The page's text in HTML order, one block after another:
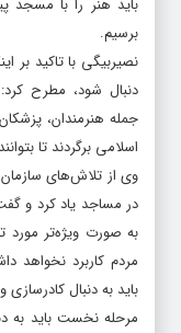
برسیم.
نصیربیگی با تاکید بر
دنبال شود، مطرح
جمله هنرمندان،
اسلامی برگردند تا
وی از تلاش‌های
در مساجد یاد کرد و
به صورت ویژه‌تر مورد
مردم کاربرد نخواهد
باید به دنبال کادرسازی
مرحله نخست باید به